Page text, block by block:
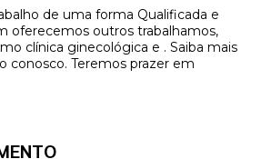
de uma forma Qualificada e
oferecemos outros trabalhamos,
clínica ginecológica e . Saiba mais
conosco. Teremos prazer em